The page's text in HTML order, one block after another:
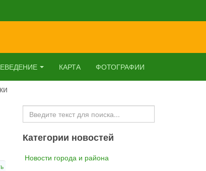
КАРТА ФОТОГРАФИИ
Искать...
Категории новостей
Новости города и района